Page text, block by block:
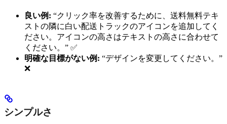
良い例: “クリック率を改善するために、送料無料テキ
ストの隣に白い配送トラックのアイコンを追加してく
ださい。アイコンの高さはテキストの高さに合わせて
ください。” ✅
明確な目標がない例: “デザインを変更してください。”
❌
シンプルさ